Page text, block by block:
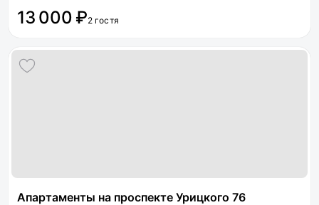
13 000 ₽2 гостя
Апартаменты на проспекте Урицкого 76